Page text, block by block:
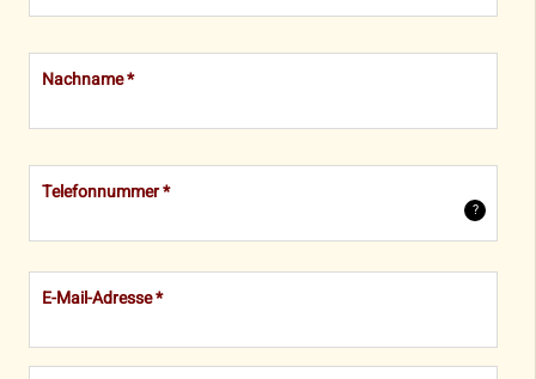
Nachname *
Telefonnummer *
E-Mail-Adresse *